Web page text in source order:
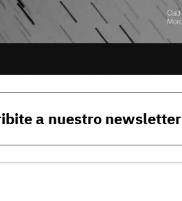
a nuestro newsletter